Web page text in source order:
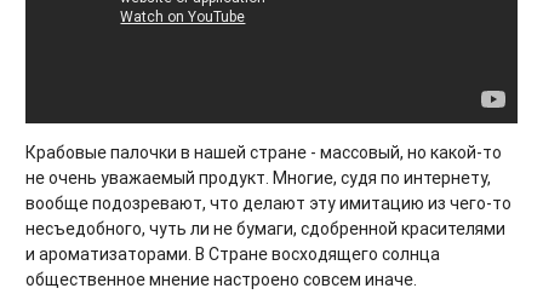
Крабовые палочки в нашей стране - массовый, но какой-то
не очень уважаемый продукт. Многие, судя по интернету,
вообще подозревают, что делают эту имитацию из чего-то
несъедобного, чуть ли не бумаги, сдобренной красителями
и ароматизаторами. В Стране восходящего солнца
общественное мнение настроено совсем иначе.